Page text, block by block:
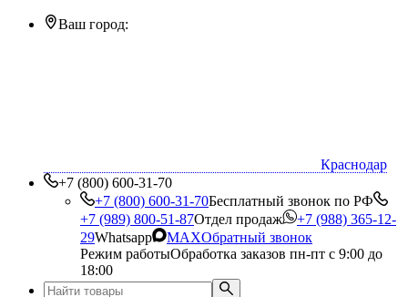
Ваш город:
Краснодар
+7 (800) 600-31-70
+7 (800) 600-31-70Бесплатный звонок по РФ
+7 (989) 800-51-87Отдел продаж
+7 (988) 365-12-
29Whatsapp MAXОбратный звонок
Режим работыОбработка заказов пн-пт с 9:00 до
18:00